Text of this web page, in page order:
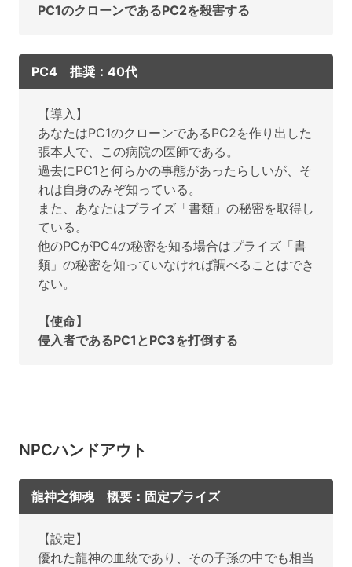
PC1のクローンであるPC2を殺害する
PC4 推奨：40代
【導入】
あなたはPC1のクローンであるPC2を作り出した
張本人で、この病院の医師である。
過去にPC1と何らかの事態があったらしいが、そ
れは自身のみぞ知っている。
また、あなたはプライズ「書類」の秘密を取得し
ている。
他のPCがPC4の秘密を知る場合はプライズ「書
類」の秘密を知っていなければ調べることはでき
ない。
【使命】
侵入者であるPC1とPC3を打倒する
NPCハンドアウト
龍神之御魂 概要：固定プライズ
【設定】
優れた龍神の血統であり、その子孫の中でも相当